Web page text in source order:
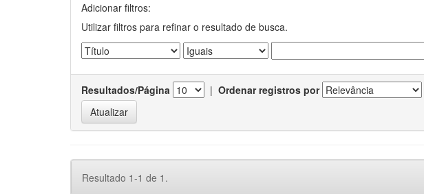
Adicionar filtros:
Utilizar filtros para refinar o resultado de busca.
Resultados/Página | Ordenar registros por
Resultado 1-1 de 1.